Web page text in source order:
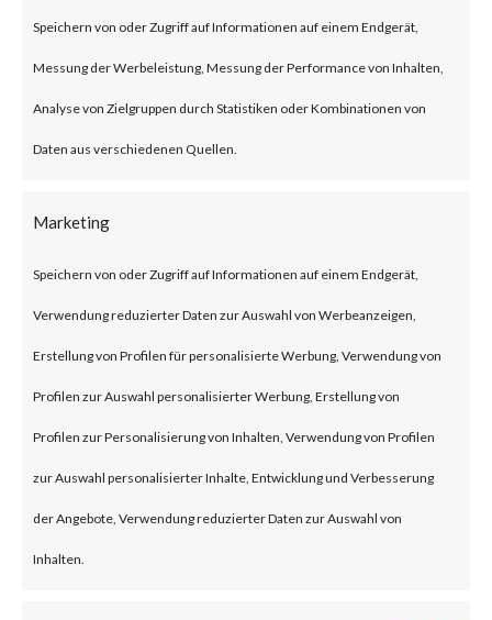
Speichern von oder Zugriff auf Informationen auf einem Endgerät,
Messung der Werbeleistung, Messung der Performance von Inhalten,
Analyse von Zielgruppen durch Statistiken oder Kombinationen von
Daten aus verschiedenen Quellen.
Marketing
Speichern von oder Zugriff auf Informationen auf einem Endgerät,
Verwendung reduzierter Daten zur Auswahl von Werbeanzeigen,
Erstellung von Profilen für personalisierte Werbung, Verwendung von
Profilen zur Auswahl personalisierter Werbung, Erstellung von
Profilen zur Personalisierung von Inhalten, Verwendung von Profilen
zur Auswahl personalisierter Inhalte, Entwicklung und Verbesserung
der Angebote, Verwendung reduzierter Daten zur Auswahl von
Inhalten.
What is the Attack?
The vulnerability arises out of a
failure to comprehensively
file (tape archives) and their
names. An attacker can leverage
these file names in a specific
manner to allow for remote
command execution (RCE).
Why is this Significant?
This is significant because CVE-
2023-2868 was exploited as